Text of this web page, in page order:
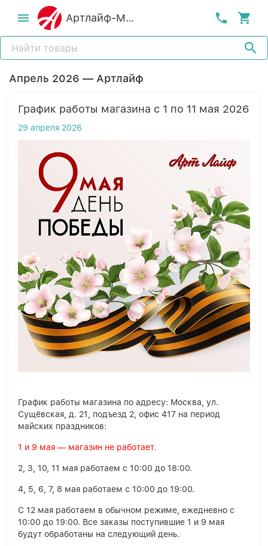
Артлайф-MСК
Апрель 2026 — Артлайф
График работы магазина с 1 по 11 мая 2026
29 апреля 2026
График работы магазина по адресу: Москва, ул.
Сущёвская, д. 21, подъезд 2, офис 417 на период
майских праздников:
1 и 9 мая — магазин не работает.
2, 3, 10, 11 мая работаем с 10:00 до 18:00.
4, 5, 6, 7, 8 мая работаем с 10:00 до 19:00.
С 12 мая работаем в обычном режиме, ежедневно с
10:00 до 19:00. Все заказы поступившие 1 и 9 мая
будут обработаны на следующий день.